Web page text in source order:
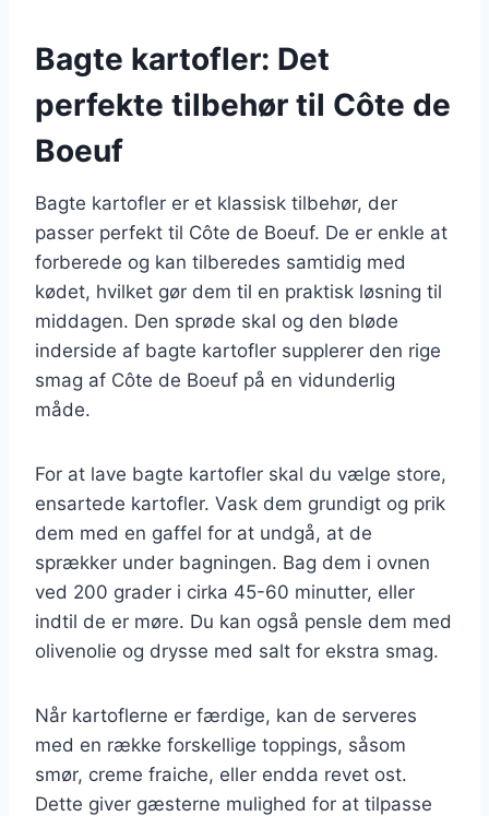
Bagte kartofler: Det
perfekte tilbehør til Côte de
Boeuf
Bagte kartofler er et klassisk tilbehør, der
passer perfekt til Côte de Boeuf. De er enkle at
forberede og kan tilberedes samtidig med
kødet, hvilket gør dem til en praktisk løsning til
middagen. Den sprøde skal og den bløde
inderside af bagte kartofler supplerer den rige
smag af Côte de Boeuf på en vidunderlig
måde.
For at lave bagte kartofler skal du vælge store,
ensartede kartofler. Vask dem grundigt og prik
dem med en gaffel for at undgå, at de
sprækker under bagningen. Bag dem i ovnen
ved 200 grader i cirka 45-60 minutter, eller
indtil de er møre. Du kan også pensle dem med
olivenolie og drysse med salt for ekstra smag.
Når kartoflerne er færdige, kan de serveres
med en række forskellige toppings, såsom
smør, creme fraiche, eller endda revet ost.
Dette giver gæsterne mulighed for at tilpasse